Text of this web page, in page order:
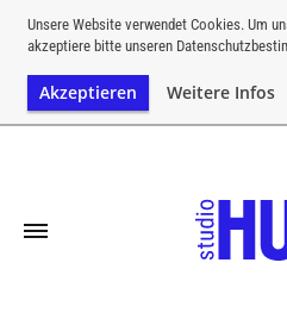
Unsere Website verwendet Cookies. Um
akzeptiere bitte unseren
Akzeptieren Weitere Infos
Kostenloser Versand ab